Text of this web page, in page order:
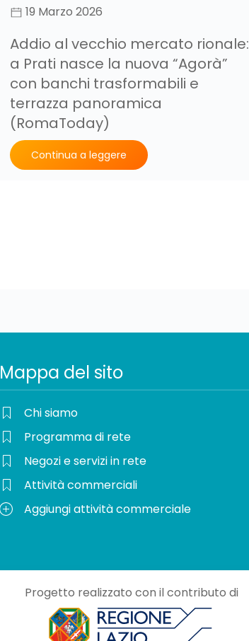
19 Marzo 2026
Addio al vecchio mercato rionale:
a Prati nasce la nuova “Agorà”
con banchi trasformabili e
terrazza panoramica
(RomaToday)
Continua a leggere
Mappa del sito
Chi siamo
Programma di rete
Negozi e servizi in rete
Attività commerciali
Aggiungi attività commerciale
Progetto realizzato con il contributo di